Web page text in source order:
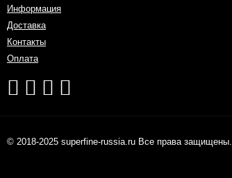
Информация
Доставка
Контакты
Оплата
© 2018-2025 superfine-russia.ru Все права защищены.